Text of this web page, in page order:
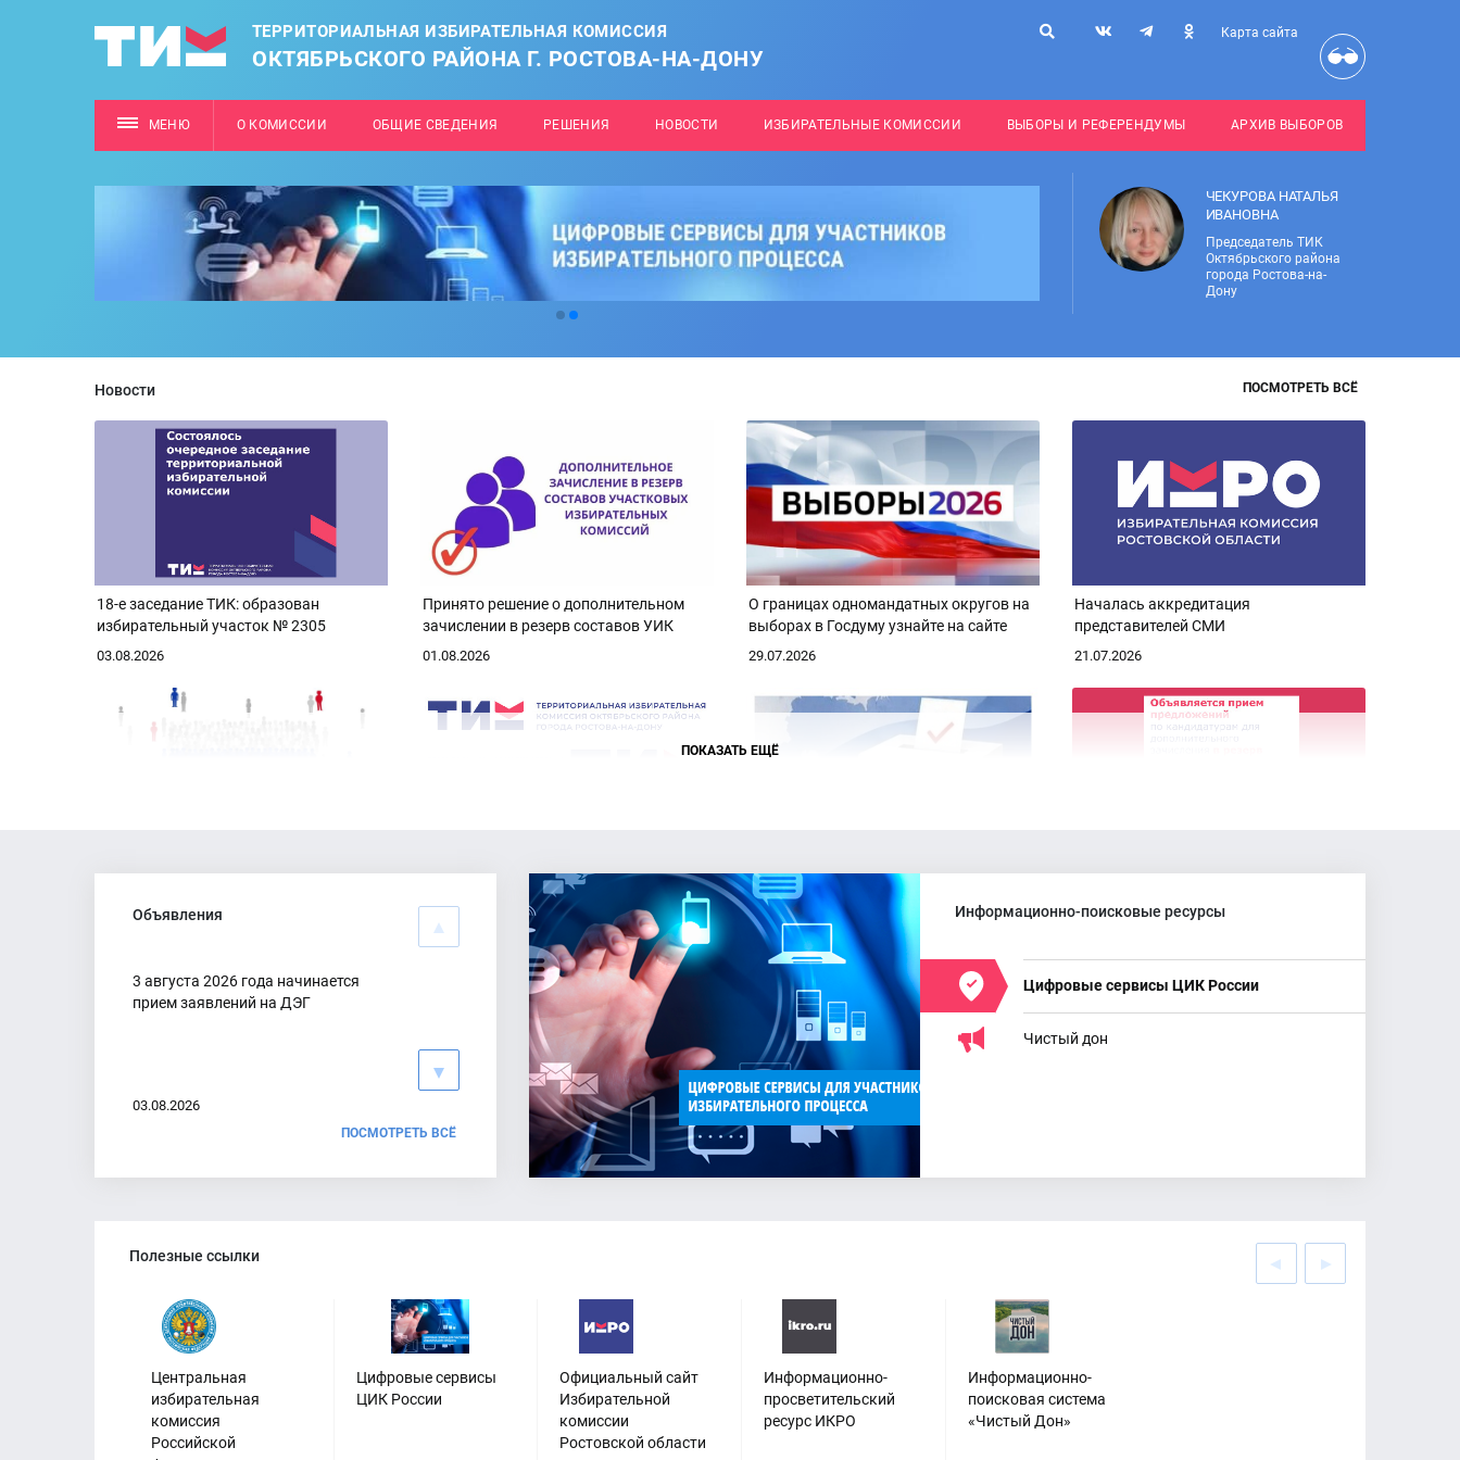
ТЕРРИТОРИАЛЬНАЯ ИЗБИРАТЕЛЬНАЯ КОМИССИЯ
ОКТЯБРЬСКОГО РАЙОНА Г. РОСТОВА-НА-ДОНУ
Карта сайта
МЕНЮ О КОМИССИИ ОБЩИЕ СВЕДЕНИЯ РЕШЕНИЯ НОВОСТИ ИЗБИРАТЕЛЬНЫЕ КОМИССИИ ВЫБОРЫ И РЕФЕРЕНДУМЫ АРХИВ ВЫБОРОВ
ЧЕКУРОВА НАТАЛЬЯ
ИВАНОВНА
Председатель ТИК
Октябрьского района
города Ростова-на-
Дону
Новости ПОСМОТРЕТЬ ВСЁ
18-е заседание ТИК: образован
избирательный участок № 2305
03.08.2026
Принято решение о дополнительном
зачислении в резерв составов УИК
01.08.2026
О границах одномандатных округов на
выборах в Госдуму узнайте на сайте
облизбиркома
29.07.2026
Началась аккредитация
представителей СМИ
21.07.2026
Установлена численность избирателей
20.07.2026
Состоялось 14-е заседание ТИК
Октябрьского района города Ростова-
17.07.2026
На выбор: рассказываем о возможных
способах голосования
13.07.2026
Объявляется прием предложений для
ПОКАЗАТЬ ЕЩЁ
Объявления
3 августа 2026 года начинается
прием заявлений на ДЭГ
03.08.2026
01.08.2026
ПОСМОТРЕТЬ ВСЁ
Информационно-поисковые ресурсы
Цифровые сервисы ЦИК России
Чистый дон
Полезные ссылки
Центральная
избирательная
комиссия
Российской
Цифровые сервисы
ЦИК России
Официальный сайт
Избирательной
комиссии
Ростовской области
Информационно-
просветительский
ресурс ИКРО
Информационно-
поисковая система
«Чистый Дон»